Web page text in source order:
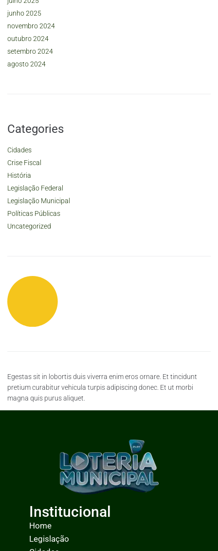
junho 2025
novembro 2024
outubro 2024
setembro 2024
agosto 2024
Categories
Cidades
Crise Fiscal
História
Legislação Federal
Legislação Municipal
Políticas Públicas
Uncategorized
Egestas sit in lobortis duis viverra enim eros ornare. Et tincidunt
pretium curabitur vehicula turpis adipiscing donec. Et ut morbi
magna quis purus aliquet.
Institucional
Home
Legislação